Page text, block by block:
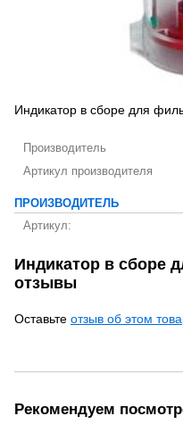
Индикатор в сборе для
Производитель
Артикул производителя
ПРОИЗВОДИТЕЛЬ
Артикул:
Индикатор в сборе
отзывы
Оставьте отзыв об этом
Рекомендуем